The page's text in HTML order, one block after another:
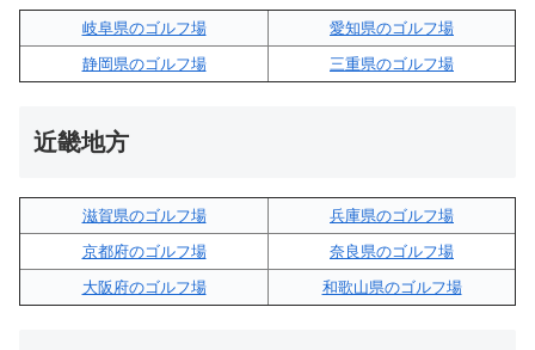
岐阜県のゴルフ場
愛知県のゴルフ場
静岡県のゴルフ場
三重県のゴルフ場
近畿地方
滋賀県のゴルフ場
兵庫県のゴルフ場
京都府のゴルフ場
奈良県のゴルフ場
大阪府のゴルフ場
和歌山県のゴルフ場